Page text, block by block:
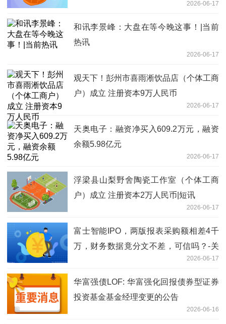
2026-06-17
和讯李景峰：大盘在等今晚这事！|当前
热讯
2026-06-17
观天下！彭州市喜雨淅饮品店（个体工商
户）成立 注册资本9万人民币
2026-06-17
天奥电子：融资净买入609.2万元，融资
余额5.98亿元
2026-06-17
浮梁县山梨野舍陶瓷工作室（个体工商
户）成立 注册资本2万人民币|短讯
2026-06-17
富士智能IPO，两版报表采购额相差4千
万，财务数据竟分文不差，可信吗？-关
2026-06-17
华富强债LOF: 华富强化回报债券型证券
投资基金基金经理变更的公告
2026-06-16